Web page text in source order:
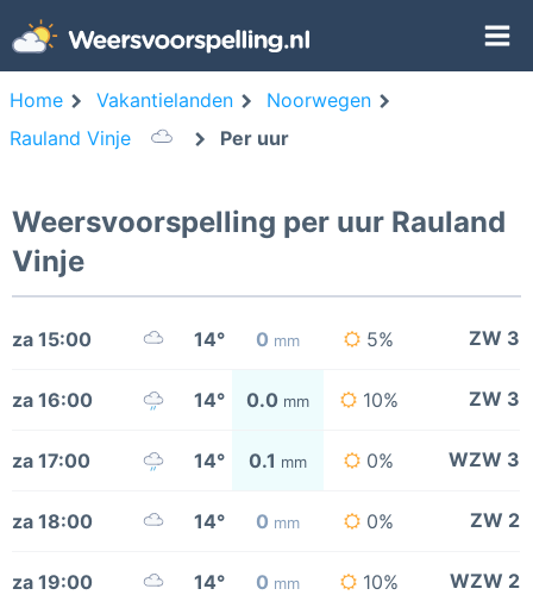
Home Vakantielanden
Noorwegen
Rauland Vinje
Per uur
Weersvoorspelling per uur Rauland
Vinje
za 15:00 14° 0 mm 5% ZW 3
za 16:00 14° 0.0 mm 10% ZW 3
za 17:00 14° 0.1 mm 0% WZW 3
za 18:00 14° 0 mm 0% ZW 2
za 19:00 14° 0 mm 10% WZW 2